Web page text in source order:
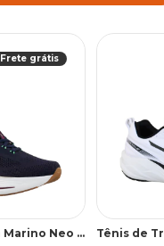
Frete grátis
Tênis de Corrida Marino Neo Aura Knit | Mizuno